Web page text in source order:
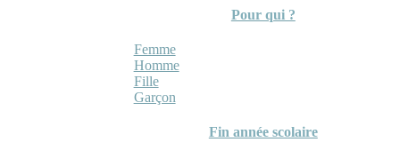
Pour qui ?
Femme
Homme
Fille
Garçon
Fin année scolaire